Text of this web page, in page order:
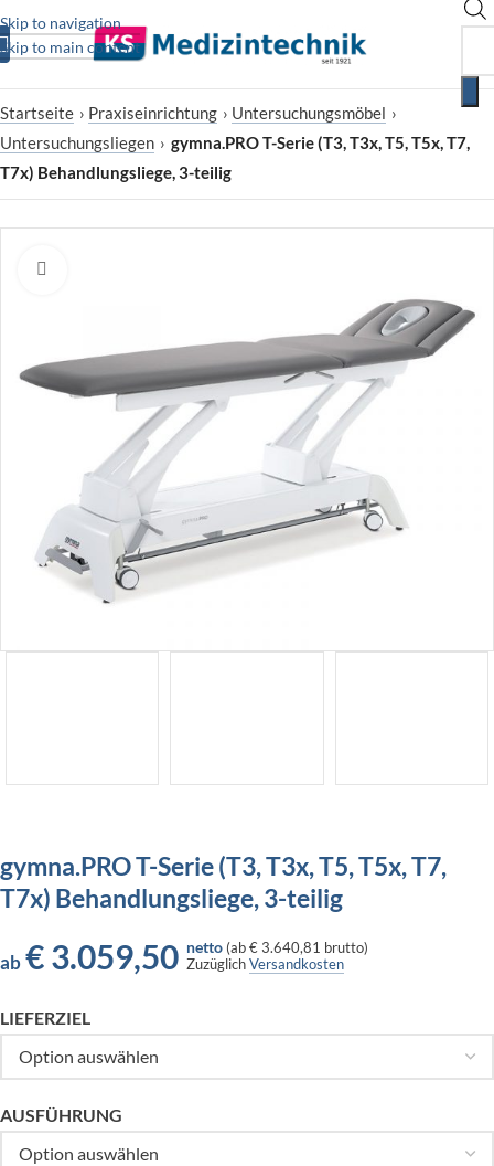
Skip to navigation
Skip to main content
Startseite › Praxiseinrichtung › Untersuchungsmöbel ›
Untersuchungsliegen › gymna.PRO T-Serie (T3, T3x, T5, T5x, T7,
T7x) Behandlungsliege, 3-teilig
gymna.PRO T-Serie (T3, T3x, T5, T5x, T7,
T7x) Behandlungsliege, 3-teilig
ab €3.059,50 netto (ab€ 3.640,81 brutto)
ZuzüglichVersandkosten
LIEFERZIEL
AUSFÜHRUNG